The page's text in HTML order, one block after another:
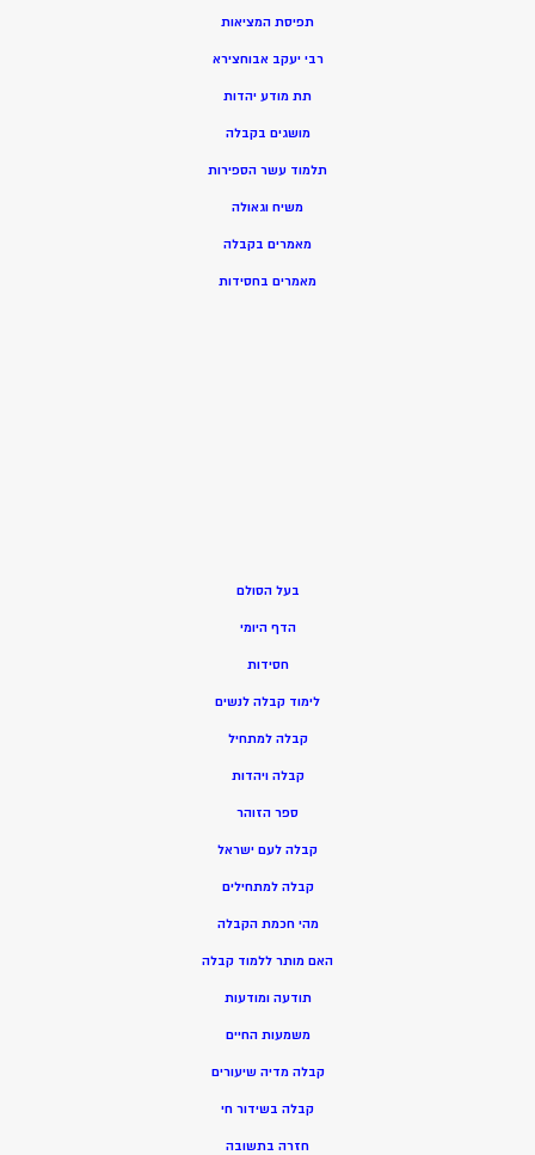
תפיסת המציאות
רבי יעקב אבוחצירא
תת מודע יהדות
מושגים בקבלה
תלמוד עשר הספירות
משיח וגאולה
מאמרים בקבלה
מאמרים בחסידות
בעל הסולם
הדף היומי
חסידות
לימוד קבלה לנשים
קבלה למתחיל
קבלה ויהדות
ספר הזוהר
קבלה לעם ישראל
קבלה למתחילים
מהי חכמת הקבלה
האם מותר ללמוד קבלה
תודעה ומודעות
משמעות החיים
קבלה מדיה שיעורים
קבלה בשידור חי
חזרה בתשובה